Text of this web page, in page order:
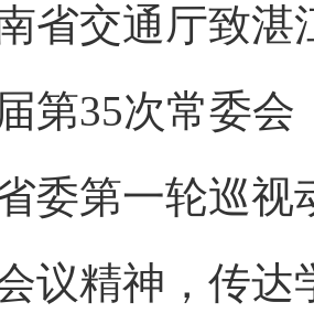
省交通厅致湛
第35次常委
委第一轮巡视
议精神，传